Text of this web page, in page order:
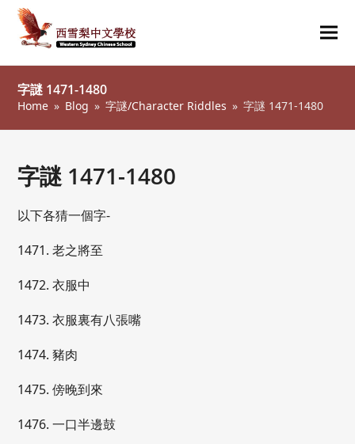
字謎 1471-1480
Home » Blog » 字謎/Character Riddles » 字謎 1471-1480
字謎 1471-1480
以下各猜一個字-
1471. 老之將至
1472. 衣服中
1473. 衣服裏有八張嘴
1474. 豬肉
1475. 傍晚到來
1476. 一口半邊鼓